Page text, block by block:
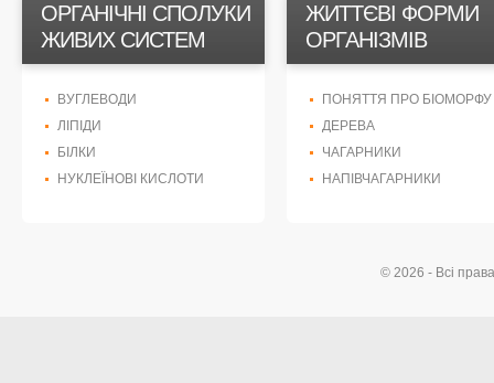
ОРГАНІЧНІ СПОЛУКИ
ЖИВИХ СИСТЕМ
ВУГЛЕВОДИ
ЛІПІДИ
БІЛКИ
НУКЛЕЇНОВІ КИСЛОТИ
ЖИТТЄВІ ФОРМИ
ОРГАНІЗМІВ
ПОНЯТТЯ ПРО БІОМОРФУ
ДЕРЕВА
ЧАГАРНИКИ
НАПІВЧАГАРНИКИ
© 2026 - Всі